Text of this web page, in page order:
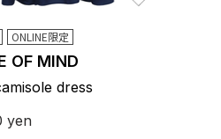
ONLINE限定
OF MIND
dress
yen